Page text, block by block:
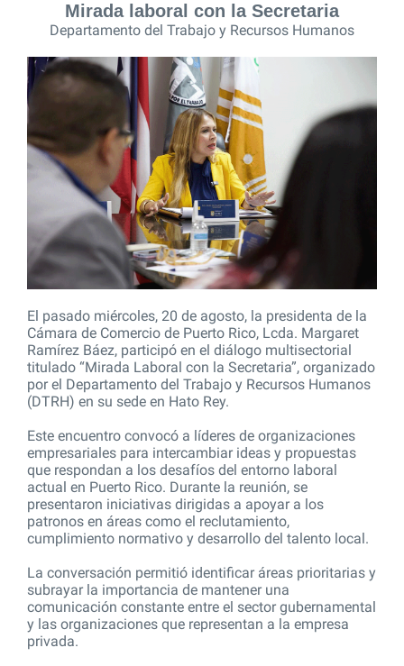
Mirada laboral con la Secretaria
Departamento del Trabajo y Recursos Humanos
El pasado miércoles, 20 de agosto, la presidenta de la
Cámara de Comercio de Puerto Rico, Lcda. Margaret
Ramírez Báez, participó en el diálogo multisectorial
titulado “Mirada Laboral con la Secretaria”, organizado
por el Departamento del Trabajo y Recursos Humanos
(DTRH) en su sede en Hato Rey.
Este encuentro convocó a líderes de organizaciones
empresariales para intercambiar ideas y propuestas
que respondan a los desafíos del entorno laboral
actual en Puerto Rico. Durante la reunión, se
presentaron iniciativas dirigidas a apoyar a los
patronos en áreas como el reclutamiento,
cumplimiento normativo y desarrollo del talento local.
La conversación permitió identificar áreas prioritarias y
subrayar la importancia de mantener una
comunicación constante entre el sector gubernamental
y las organizaciones que representan a la empresa
privada.